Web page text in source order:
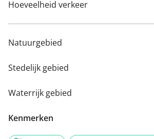
Hoeveelheid verkeer
Natuurgebied
Stedelijk gebied
Waterrijk gebied
Kenmerken